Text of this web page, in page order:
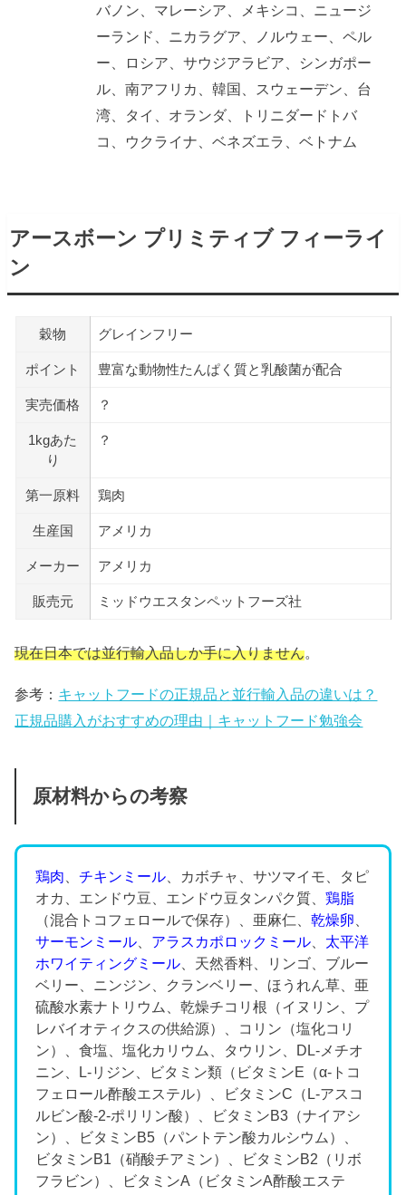
バノン、マレーシア、メキシコ、ニュージ
ーランド、ニカラグア、ノルウェー、ペル
ー、ロシア、サウジアラビア、シンガポー
ル、南アフリカ、韓国、スウェーデン、台
湾、タイ、オランダ、トリニダードトバ
コ、ウクライナ、ベネズエラ、ベトナム
アースボーン プリミティブ フィーライ
ン
穀物 グレインフリー
ポイント 豊富な動物性たんぱく質と乳酸菌が配合
実売価格 ？
1kgあた
り
？
第一原料 鶏肉
生産国 アメリカ
メーカー アメリカ
販売元 ミッドウエスタンペットフーズ社
現在日本では並行輸入品しか手に入りません。
参考： キャットフードの正規品と並行輸入品の違いは？
正規品購入がおすすめの理由｜キャットフード勉強会
原材料からの考察
鶏肉 、チキンミール 、カボチャ、サツマイモ、タピ
オカ、エンドウ豆、エンドウ豆タンパク質、鶏脂
（混合トコフェロールで保存）、亜麻仁、乾燥卵
サーモンミール
アラスカポロックミール
太平洋
ホワイティングミール 、天然香料、リンゴ、ブルー
ベリー、ニンジン、クランベリー、ほうれん草、亜
硫酸水素ナトリウム、乾燥チコリ根（イヌリン、プ
レバイオティクスの供給源）、コリン（塩化コリ
ン）、食塩、塩化カリウム、タウリン、DL-メチオ
ニン、L-リジン、ビタミン類（ビタミンE（α-トコ
フェロール酢酸エステル）、ビタミンC（L-アスコ
ルビン酸-2-ポリリン酸）、ビタミンB3（ナイアシ
ン）、ビタミンB5（パントテン酸カルシウム）、
ビタミンB1（硝酸チアミン）、ビタミンB2（リボ
フラビン）、ビタミンA（ビタミンA酢酸エステ